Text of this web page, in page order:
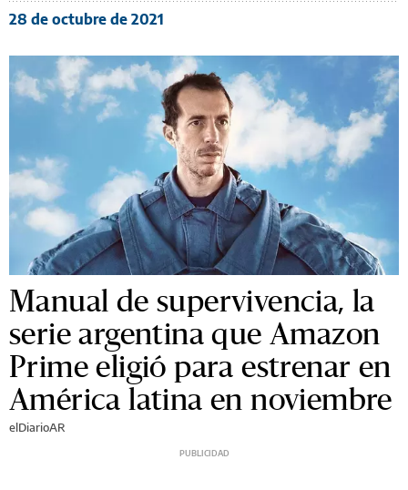
28 de octubre de 2021
Manual de supervivencia, la
serie argentina que Amazon
Prime eligió para estrenar en
América latina en noviembre
elDiarioAR